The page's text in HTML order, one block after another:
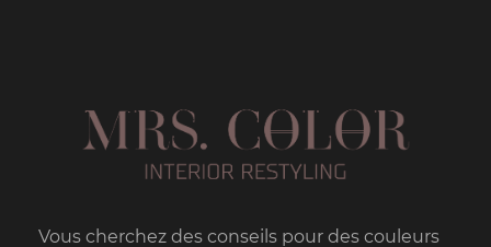
Vous cherchez des conseils pour des couleurs